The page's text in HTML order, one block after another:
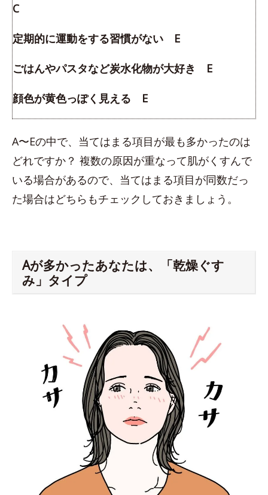
C
定期的に運動をする習慣がない E
ごはんやパスタなど炭水化物が大好き E
顔色が黄色っぽく見える E
A〜Eの中で、当てはまる項目が最も多かったのは
どれですか？ 複数の原因が重なって肌がくすんで
いる場合があるので、当てはまる項目が同数だっ
た場合はどちらもチェックしておきましょう。
Aが多かったあなたは、「乾燥ぐす
み」タイプ